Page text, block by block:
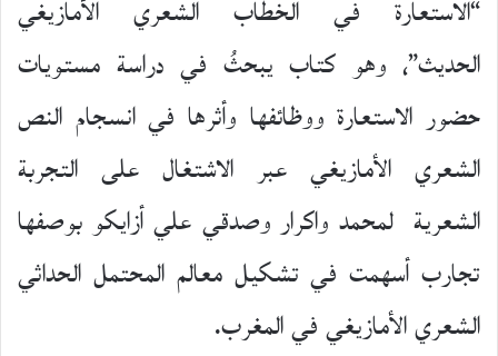
“الاستعارة في الخطاب الشعري الأمازيغي
الحديث”، وهو كتاب يبحثُ في دراسة مستويات
حضور الاستعارة ووظائفها وأثرها في انسجام النص
الشعري الأمازيغي عبر الاشتغال على التجربة
الشعرية لمحمد واكرار وصدقي علي أزايكو بوصفها
تجارب أسهمت في تشكيل معالم المحتمل الحداثي
الشعري الأمازيغي في المغرب.